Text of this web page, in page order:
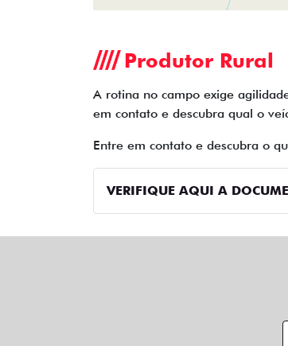
Produtor Rural
A rotina no campo exige
em contato e descubra qual o
Entre em contato e descubra o
VERIFIQUE AQUI A